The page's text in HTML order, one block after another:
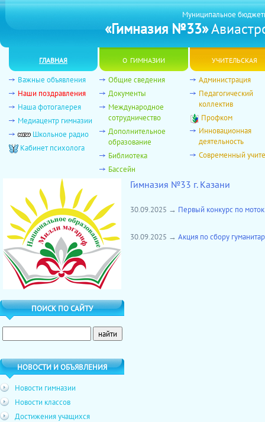
Муниципальное
«Гимназия №33»
главная о гимназии учительская
Важные объявления
Наши поздравления
Наша фотогалерея
Медиацентр гимназии
Школьное радио
Кабинет психолога
Общие сведения
Документы
Международное
сотрудничество
Дополнительное
образование
Библиотека
Бассейн
Администрация
Педагогический
коллектив
Профком
Инновационная
деятельность
Современный
ПОИСК ПО САЙТУ
НОВОСТИ И ОБЪЯВЛЕНИЯ
Новости гимназии
Новости классов
Достижения учащихся
Гимназия №33 г. Казани
30.09.2025 → Первый конкурс по
30.09.2025 → Акция по сбору